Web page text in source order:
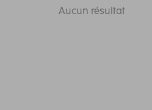
Aucun résultat